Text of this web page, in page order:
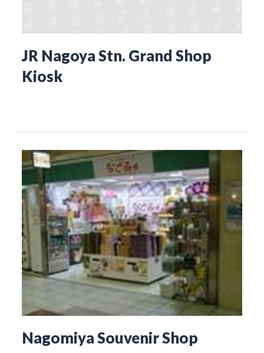
JR Nagoya Stn. Grand Shop
Kiosk
Nagomiya Souvenir Shop